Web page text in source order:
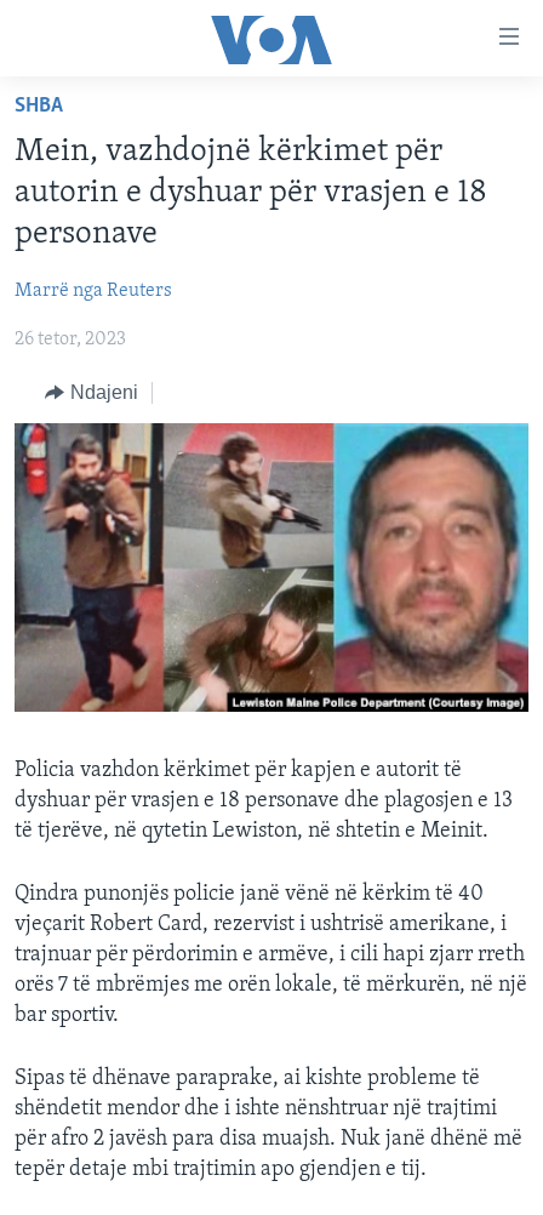
faqen
kryesore
tek
faqja
Kalo
tek
FAQJA KRYESORE
KATEGORITË
EVROPA
BOTA
MJEDISI
KULTURË
SHKENCË DHE TEKNOLOGJI
SHËNDETËSI
INTERVISTA
DITARI
Learning English
FOLLOW US
Gjuhët
SHBA
Mein, vazhdojnë kërkimet për
autorin e dyshuar për vrasjen e 18
personave
Marrë nga Reuters
26 tetor, 2023
Ndajeni
Policia vazhdon kërkimet për kapjen e autorit të
dyshuar për vrasjen e 18 personave dhe plagosjen e 13
të tjerëve, në qytetin Lewiston, në shtetin e Meinit.
Qindra punonjës policie janë vënë në kërkim të 40
vjeçarit Robert Card, rezervist i ushtrisë amerikane, i
trajnuar për përdorimin e armëve, i cili hapi zjarr rreth
orës 7 të mbrëmjes me orën lokale, të mërkurën, në një
bar sportiv.
Sipas të dhënave paraprake, ai kishte probleme të
shëndetit mendor dhe i ishte nënshtruar një trajtimi
për afro 2 javësh para disa muajsh. Nuk janë dhënë më
tepër detaje mbi trajtimin apo gjendjen e tij.